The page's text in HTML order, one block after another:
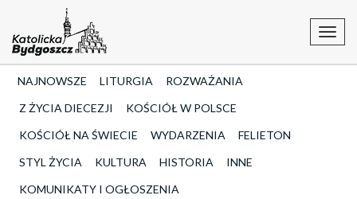
NAJNOWSZE LITURGIA
ROZWAŻANIA
Z ŻYCIA DIECEZJI
KOŚCIÓŁ W POLSCE
KOŚCIÓŁ NA ŚWIECIE
WYDARZENIA
FELIETON
STYL ŻYCIA
KULTURA HISTORIA
INNE
KOMUNIKATY I OGŁOSZENIA